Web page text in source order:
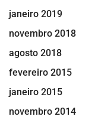
janeiro 2019
novembro 2018
agosto 2018
fevereiro 2015
janeiro 2015
novembro 2014